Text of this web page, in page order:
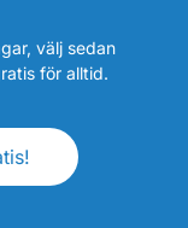
välj sedan
för alltid.